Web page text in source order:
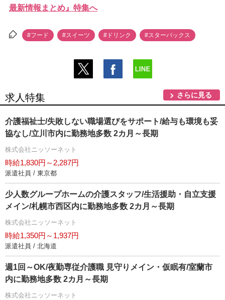
最新情報まとめ』特集へ
#フード #スイーツ #ドリンク #スターバックス
求人特集 さらに見る
介護福祉士/失敗しない職場選びをサポート/給与も環境も妥
協なし/立川市内に勤務地多数 2カ月～長期
株式会社ニッソーネット
時給1,830円～2,287円
派遣社員 / 東京都
少人数グループホームの介護スタッフ/生活援助・自立支援
メイン/札幌市西区内に勤務地多数 2カ月～長期
株式会社ニッソーネット
時給1,350円～1,937円
派遣社員 / 北海道
週1回～OK/夜勤専従介護職 見守りメイン・仮眠有/室蘭市
内に勤務地多数 2カ月～長期
株式会社ニッソーネット